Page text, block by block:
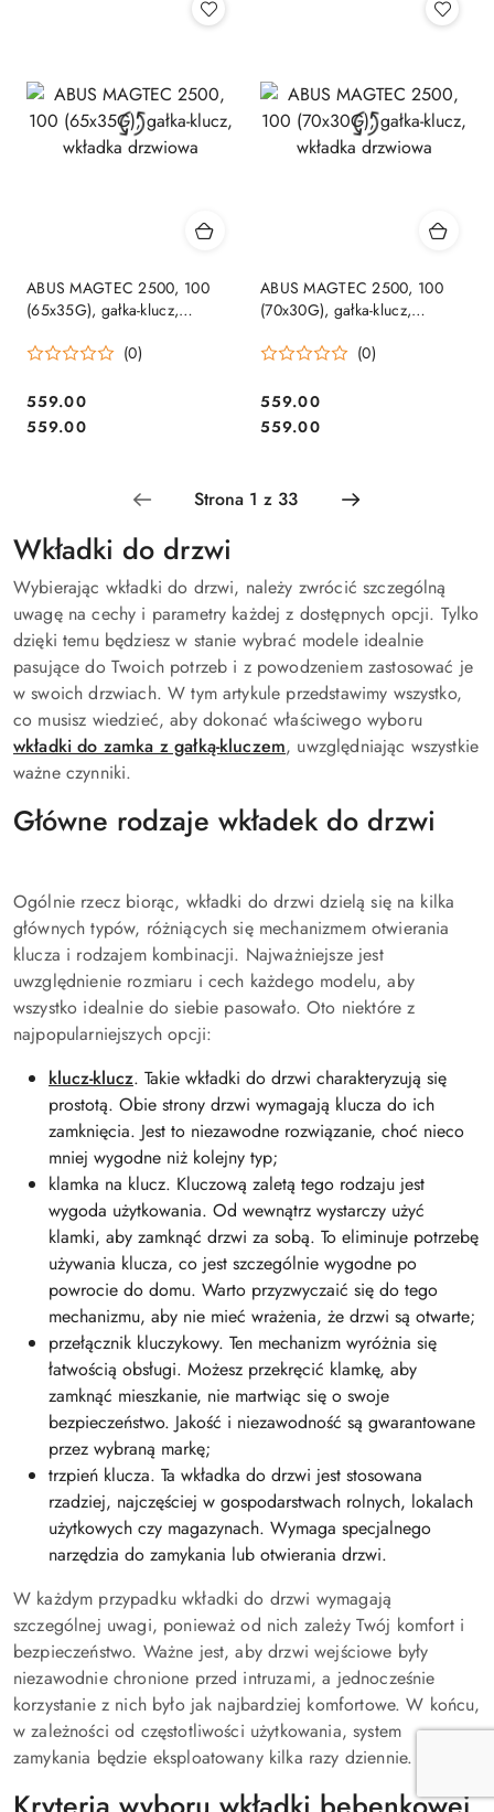
ABUS MAGTEC 2500, 100
(65x35G), gałka-klucz,
(0)
Cena:
559.00
Cena:
559.00
ABUS MAGTEC 2500, 100
(70x30G), gałka-klucz,
(0)
Cena:
559.00
Cena:
559.00
Wkładki do drzwi
Wybierając wkładki do drzwi, należy zwrócić szczególną
uwagę na cechy i parametry każdej z dostępnych opcji. Tylko
dzięki temu będziesz w stanie wybrać modele idealnie
pasujące do Twoich potrzeb i z powodzeniem zastosować je
w swoich drzwiach. W tym artykule przedstawimy wszystko,
co musisz wiedzieć, aby dokonać właściwego wyboru
wkładki do zamka z gałką-kluczem, uwzględniając wszystkie
ważne czynniki.
Główne rodzaje wkładek do drzwi
Ogólnie rzecz biorąc, wkładki do drzwi dzielą się na kilka
głównych typów, różniących się mechanizmem otwierania
klucza i rodzajem kombinacji. Najważniejsze jest
uwzględnienie rozmiaru i cech każdego modelu, aby
wszystko idealnie do siebie pasowało. Oto niektóre z
najpopularniejszych opcji:
klucz-klucz. Takie wkładki do drzwi charakteryzują się
prostotą. Obie strony drzwi wymagają klucza do ich
zamknięcia. Jest to niezawodne rozwiązanie, choć nieco
mniej wygodne niż kolejny typ;
klamka na klucz. Kluczową zaletą tego rodzaju jest
wygoda użytkowania. Od wewnątrz wystarczy użyć
klamki, aby zamknąć drzwi za sobą. To eliminuje potrzebę
używania klucza, co jest szczególnie wygodne po
powrocie do domu. Warto przyzwyczaić się do tego
mechanizmu, aby nie mieć wrażenia, że drzwi są otwarte;
przełącznik kluczykowy. Ten mechanizm wyróżnia się
łatwością obsługi. Możesz przekręcić klamkę, aby
zamknąć mieszkanie, nie martwiąc się o swoje
bezpieczeństwo. Jakość i niezawodność są gwarantowane
przez wybraną markę;
trzpień klucza. Ta wkładka do drzwi jest stosowana
rzadziej, najczęściej w gospodarstwach rolnych, lokalach
użytkowych czy magazynach. Wymaga specjalnego
narzędzia do zamykania lub otwierania drzwi.
W każdym przypadku wkładki do drzwi wymagają
szczególnej uwagi, ponieważ od nich zależy Twój komfort i
bezpieczeństwo. Ważne jest, aby drzwi wejściowe były
niezawodnie chronione przed intruzami, a jednocześnie
korzystanie z nich było jak najbardziej komfortowe. W końcu,
w zależności od częstotliwości użytkowania, system
zamykania będzie eksploatowany kilka razy dziennie.